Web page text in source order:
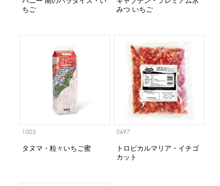
ちご
みつ いちご
1003
タヌマ・粒々いちご蜜
0697
トロピカルマリア・イチゴ
カット